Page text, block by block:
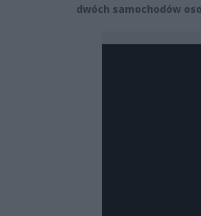
dwóch samochodów